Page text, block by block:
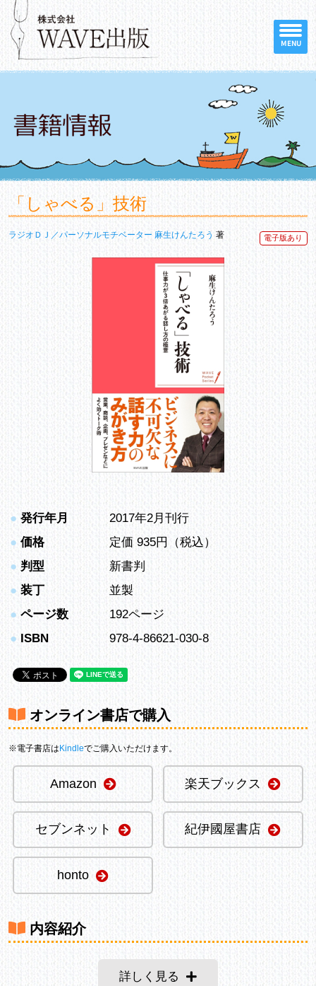
MENU
「しゃべる」技術
ラジオＤＪ／パーソナルモチベーター 麻生けんたろう 著 電子版あり
● 発行年月
2017年2月刊行
● 価格
定価 935円（税込）
● 判型
新書判
● 装丁
並製
● ページ数
192ページ
● ISBN 978-4-86621-030-8
オンライン書店で購入
※電子書店はKindleでご購入いただけます。
Amazon 楽天ブックス
セブンネット 紀伊國屋書店
honto
内容紹介
詳しく見る